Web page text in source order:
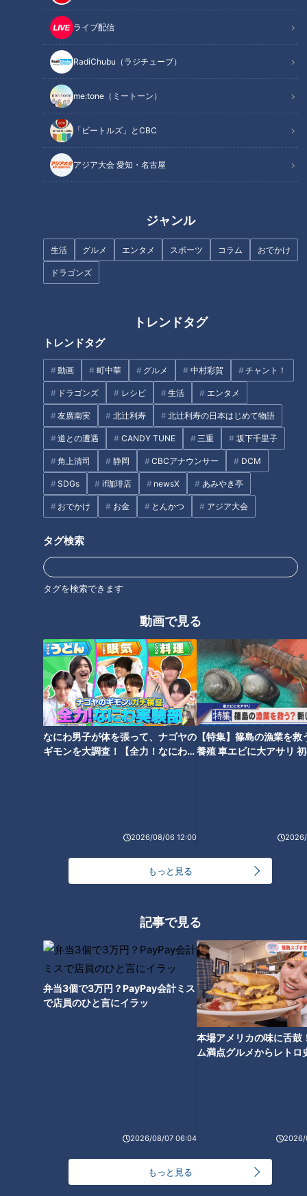
ライブ配信
RadiChubu（ラジチューブ）
me:tone（ミートーン）
「ビートルズ」とCBC
アジア大会 愛知・名古屋
ジャンル
生活 グルメ エンタメ スポーツ コラム おでかけ
ドラゴンズ
トレンドタグ
トレンドタグ
動画 町中華 グルメ 中村彩賀 チャント！
ドラゴンズ レシピ 生活 エンタメ
友廣南実 北辻利寿 北辻利寿の日本はじめて物語
道との遭遇 CANDY TUNE 三重 坂下千里子
角上清司 静岡 CBCアナウンサー DCM
SDGs if珈琲店 newsX あみやき亭
おでかけ お金 とんかつ アジア大会
タグ検索
タグを検索できます
動画で見る
なにわ男子が体を張って、ナゴヤの
ギモンを大調査！【全力！なにわ実
2026/08/06 12:00
【特集】篠島の漁業を救
養殖 車エビに大アサリ
もっと見る
記事で見る
弁当3個で3万円？PayPay会計ミス
で店員のひと言にイラッ
2026/08/07 06:04
本場アメリカの味に舌鼓
ム満点グルメからレトロ
2026/
もっと見る
甘辛い佃煮と酢飯が合体した郷土料理
炊く１時間→冷ます１時間→並べて→押す３時間のこだわり
の工程
親子それぞれが考えた江戸時代からの味を盛り上げる方法
オススメ関連コンテンツ
甘辛い佃煮と酢飯が合体した郷土料理
聞き込みをすると、『もろこ寿司』は淡水魚の“もろこ”を使っ
た押し寿司。「うちでは、おばあちゃんが作っていました」
「お祝い事で食べる。昔の人にとってはごちそう」といった声
が聞かれ、『末廣寿司』で食べられるそう。
CBCテレビ『チャント！』いただきます！ほぼ地元だけ 愛されフード
おじゃました『末廣寿司』は、1948年創業の70年以上続く老
舗。3代目の大将が作るランチの割子弁当や、名古屋柳橋市場
から厳選して仕入れた豪華なネタの特上寿司などが味わえる、
地元で愛されている寿司店です。
CBCテレビ『チャント！』いただきます！ほぼ地元だけ 愛されフード
「津島の郷土料理です」と出してくれた『もろこ寿司』は、も
ろこの佃煮がギッシリとのった、ハレの日によく作られる押し
寿司。加藤アナは「もろこが濃くて甘辛い。ご飯にも味が染み
込んでいて、もろこにしっかりと付いた味を堪能できます。苦
みがちょっときいているのもいいですね」と味わいました。